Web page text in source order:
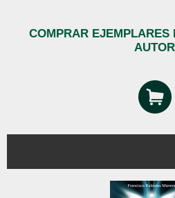
COMPRAR EJEMPLARES
AUTOR